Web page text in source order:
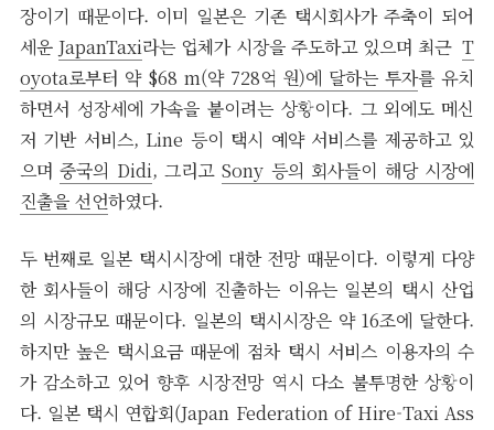
장이기 때문이다. 이미 일본은 기존 택시회사가 주축이 되어
세운 JapanTaxi라는 업체가 시장을 주도하고 있으며 최근T
oyota로부터 약 $68 m(약 728억 원)에 달하는 투자를 유치
하면서 성장세에 가속을 붙이려는 상황이다. 그 외에도 메신
저 기반 서비스, Line 등이 택시 예약 서비스를 제공하고 있
으며중국의 Didi, 그리고Sony 등의 회사들이 해당 시장에
진출을 선언하였다.
두 번째로 일본 택시시장에 대한 전망 때문이다. 이렇게 다양
한 회사들이 해당 시장에 진출하는 이유는 일본의 택시 산업
의 시장규모 때문이다. 일본의 택시시장은 약 16조에 달한다.
하지만 높은 택시요금 때문에 점차 택시 서비스 이용자의 수
가 감소하고 있어 향후 시장전망 역시 다소 불투명한 상황이
다. 일본 택시 연합회(Japan Federation of Hire-Taxi Ass